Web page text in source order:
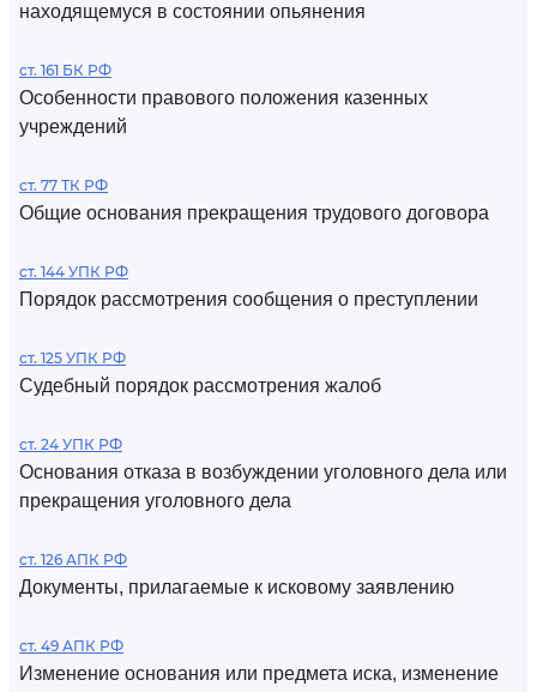
находящемуся в состоянии опьянения
ст. 161 БК РФ
Особенности правового положения казенных
учреждений
ст. 77 ТК РФ
Общие основания прекращения трудового договора
ст. 144 УПК РФ
Порядок рассмотрения сообщения о преступлении
ст. 125 УПК РФ
Судебный порядок рассмотрения жалоб
ст. 24 УПК РФ
Основания отказа в возбуждении уголовного дела или
прекращения уголовного дела
ст. 126 АПК РФ
Документы, прилагаемые к исковому заявлению
ст. 49 АПК РФ
Изменение основания или предмета иска, изменение